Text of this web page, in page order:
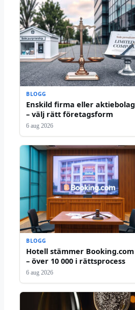
BLOGG
Enskild firma eller aktiebolag
– välj rätt företagsform
6 aug 2026
BLOGG
Hotell stämmer Booking.com
– över 10 000 i rättsprocess
6 aug 2026